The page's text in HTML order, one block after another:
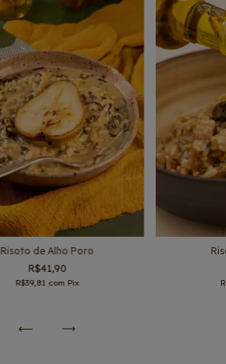
Risoto de Alho Poro
R$41,90
R$39,81 com Pix